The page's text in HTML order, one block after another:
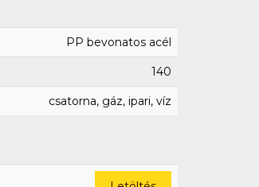
PP bevonatos acél
140
csatorna, gáz, ipari, víz